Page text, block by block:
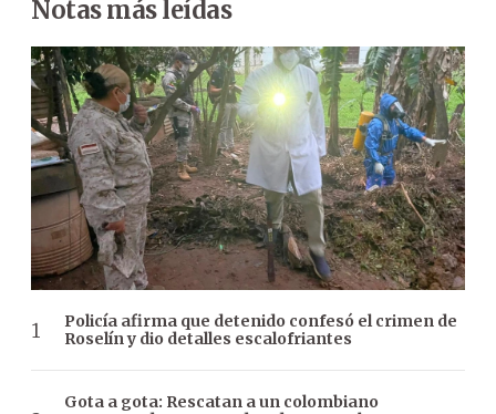
Notas más leídas
Policía afirma que detenido confesó el crimen de
Roselín y dio detalles escalofriantes
Gota a gota: Rescatan a un colombiano